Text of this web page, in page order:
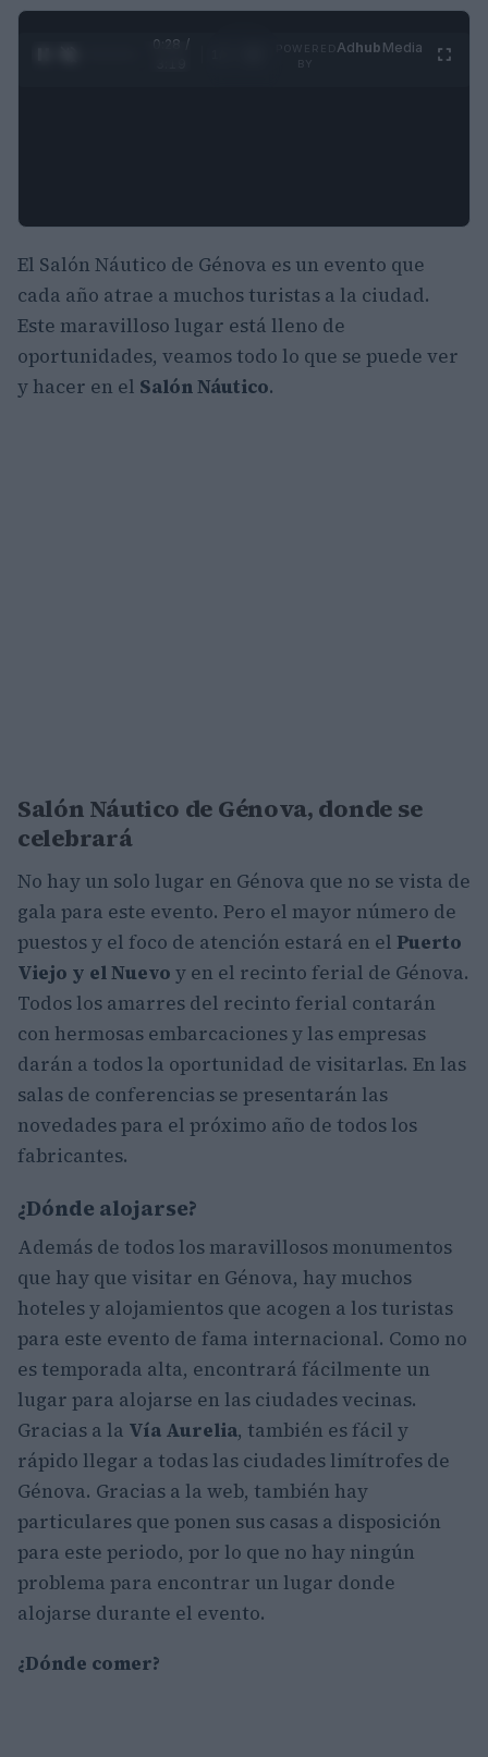
0:28 /
Adhub Media
El Salón Náutico de Génova es un evento que
cada año atrae a muchos turistas a la ciudad.
Este maravilloso lugar está lleno de
oportunidades, veamos todo lo que se puede ver
y hacer en el Salón Náutico.
Salón Náutico de Génova, donde se
celebrará
No hay un solo lugar en Génova que no se vista de
gala para este evento. Pero el mayor número de
puestos y el foco de atención estará en el Puerto
Viejo y el Nuevo y en el recinto ferial de Génova.
Todos los amarres del recinto ferial contarán
con hermosas embarcaciones y las empresas
darán a todos la oportunidad de visitarlas. En las
salas de conferencias se presentarán las
novedades para el próximo año de todos los
fabricantes.
¿Dónde alojarse?
Además de todos los maravillosos monumentos
que hay que visitar en Génova, hay muchos
hoteles y alojamientos que acogen a los turistas
para este evento de fama internacional. Como no
es temporada alta, encontrará fácilmente un
lugar para alojarse en las ciudades vecinas.
Gracias a la Vía Aurelia, también es fácil y
rápido llegar a todas las ciudades limítrofes de
Génova. Gracias a la web, también hay
particulares que ponen sus casas a disposición
para este periodo, por lo que no hay ningún
problema para encontrar un lugar donde
alojarse durante el evento.
¿Dónde comer?